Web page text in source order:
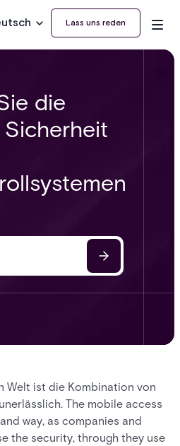
Lass uns reden
die
Welt ist die Kombination von
The mobile access
way, as companies and
the security, through they use